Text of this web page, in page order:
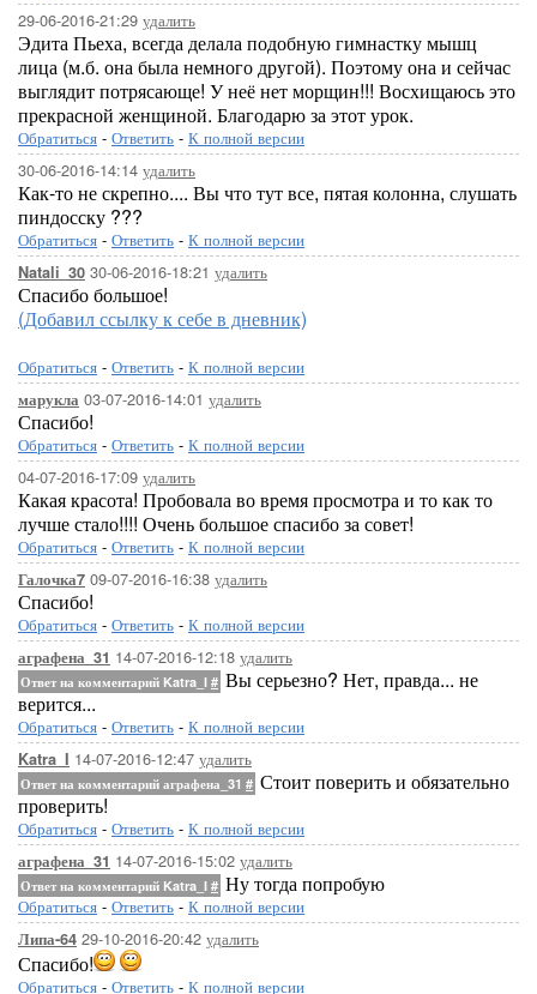
29-06-2016-21:29 удалить
Эдита Пьеха, всегда делала подобную гимнастку мышц
лица (м.б. она была немного другой). Поэтому она и сейчас
выглядит потрясающе! У неё нет морщин!!! Восхищаюсь это
прекрасной женщиной. Благодарю за этот урок.
Обратиться - Ответить - К полной версии
30-06-2016-14:14 удалить
Как-то не скрепно.... Вы что тут все, пятая колонна, слушать
пиндосску ???
Обратиться - Ответить - К полной версии
Natali_30 30-06-2016-18:21 удалить
Спасибо большое!
(Добавил ссылку к себе в дневник)
Обратиться - Ответить - К полной версии
марукла 03-07-2016-14:01 удалить
Спасибо!
Обратиться - Ответить - К полной версии
04-07-2016-17:09 удалить
Какая красота! Пробовала во время просмотра и то как то
лучше стало!!!! Очень большое спасибо за совет!
Обратиться - Ответить - К полной версии
Галочка7 09-07-2016-16:38 удалить
Спасибо!
Обратиться - Ответить - К полной версии
аграфена_31 14-07-2016-12:18 удалить
Ответ на комментарий Katra_I # Вы серьезно? Нет, правда... не
верится...
Обратиться - Ответить - К полной версии
Katra_I 14-07-2016-12:47 удалить
Ответ на комментарий аграфена_31 # Стоит поверить и обязательно
проверить!
Обратиться - Ответить - К полной версии
аграфена_31 14-07-2016-15:02 удалить
Ответ на комментарий Katra_I # Ну тогда попробую
Обратиться - Ответить - К полной версии
Липа-64 29-10-2016-20:42 удалить
Спасибо!
Обратиться - Ответить - К полной версии